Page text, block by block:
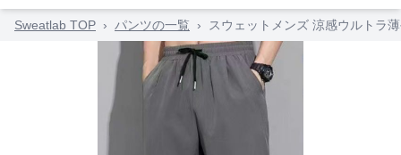
Sweatlab TOP › パンツの一覧 › スウェットメンズ 涼感ウルトラ